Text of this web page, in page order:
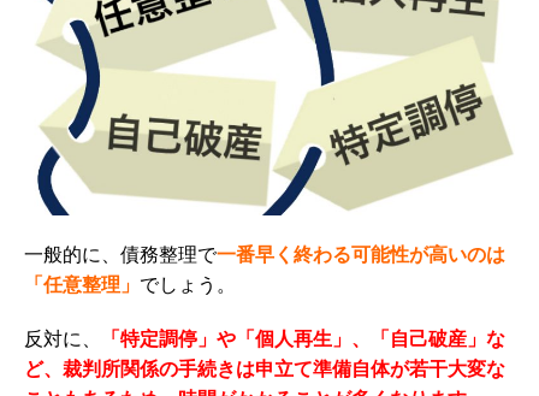
一般的に、債務整理で一番早く終わる可能性が高いのは
「任意整理」 でしょう。
反対に、
「特定調停」や「個人再生」、「自己破産」な
ど、裁判所関係の手続きは申立て準備自体が若干大変な